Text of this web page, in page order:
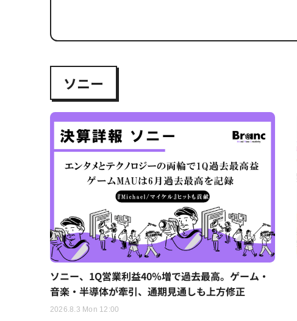
ソニー
ソニー、1Q営業利益40％増で過去最高。ゲーム・
音楽・半導体が牽引、通期見通しも上方修正
2026.8.3 Mon 12:00